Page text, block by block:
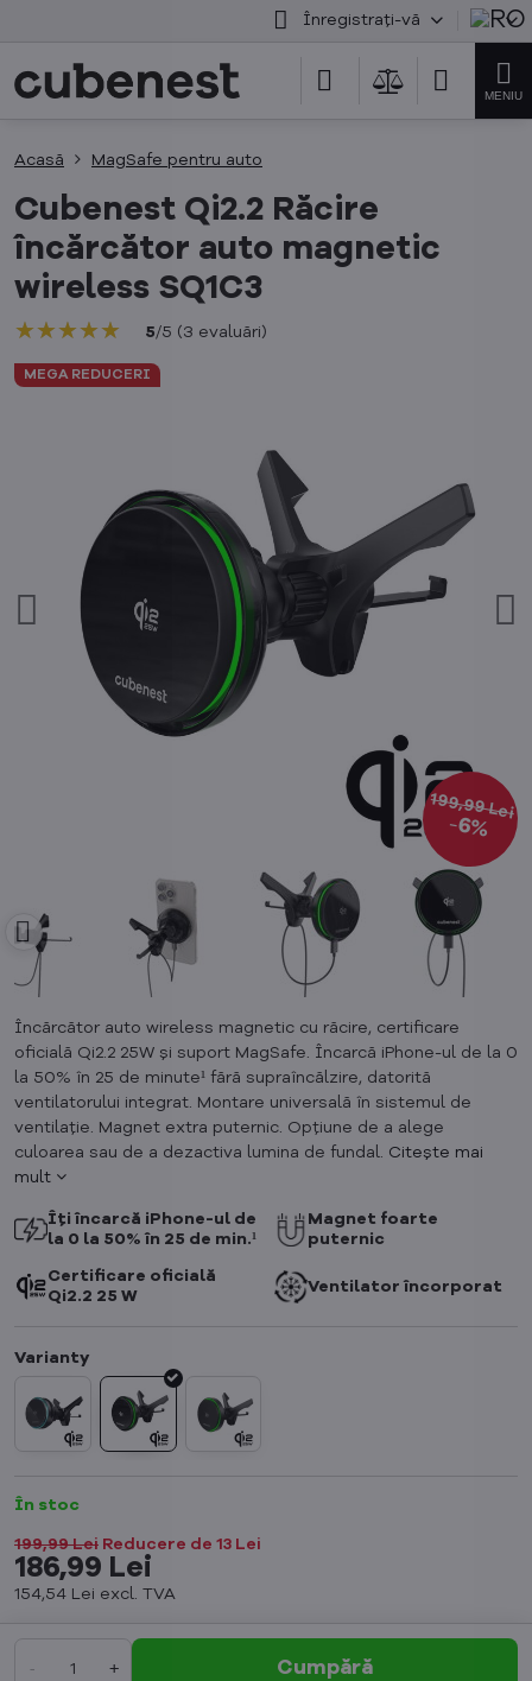
Înregistrați-vă
MEGA REDUCERI
199,99 Lei
6%
Acasă MagSafe pentru auto
Cubenest Qi2.2 Răcire
încărcător auto magnetic
wireless SQ1C3
★★★★★
★★★★★
★★★★★ 5/5 (3 evaluări)
Încărcător auto wireless magnetic cu răcire, certificare
oficială Qi2.2 25W și suport MagSafe. Încarcă iPhone-ul de la 0
la 50% în 25 de minute¹ fără supraîncălzire, datorită
ventilatorului integrat. Montare universală în sistemul de
ventilație. Magnet extra puternic. Opțiune de a alege
culoarea sau de a dezactiva lumina de fundal. Citește mai
mult
Îți încarcă iPhone-ul de
la 0 la 50% în 25 de min.¹
Magnet foarte
puternic
Certificare oficială
Qi2.2 25 W
Ventilator încorporat
În stoc
199,99 Lei Reducere de 13 Lei
186,99 Lei
154,54 Lei excl. TVA
Cumpără